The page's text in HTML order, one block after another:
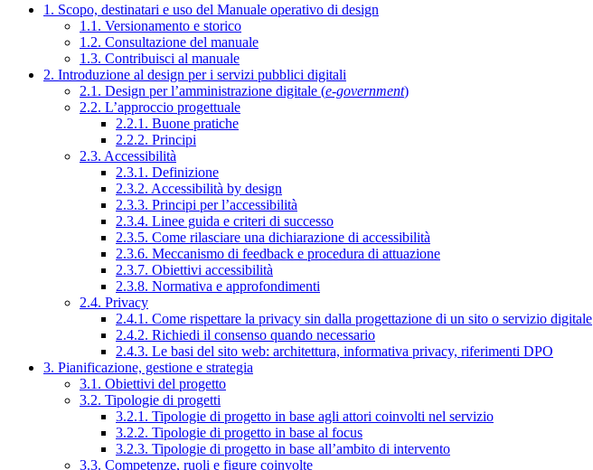
1. Scopo, destinatari e uso del Manuale operativo di design
1.1. Versionamento e storico
1.2. Consultazione del manuale
1.3. Contribuisci al manuale
2. Introduzione al design per i servizi pubblici digitali
2.1. Design per l’amministrazione digitale (e-government)
2.2. L’approccio progettuale
2.2.1. Buone pratiche
2.2.2. Principi
2.3. Accessibilità
2.3.1. Definizione
2.3.2. Accessibilità by design
2.3.3. Principi per l’accessibilità
2.3.4. Linee guida e criteri di successo
2.3.5. Come rilasciare una dichiarazione di accessibilità
2.3.6. Meccanismo di feedback e procedura di attuazione
2.3.7. Obiettivi accessibilità
2.3.8. Normativa e approfondimenti
2.4. Privacy
2.4.1. Come rispettare la privacy sin dalla progettazione di un sito o servizio digitale
2.4.2. Richiedi il consenso quando necessario
2.4.3. Le basi del sito web: architettura, informativa privacy, riferimenti DPO
3. Pianificazione, gestione e strategia
3.1. Obiettivi del progetto
3.2. Tipologie di progetti
3.2.1. Tipologie di progetto in base agli attori coinvolti nel servizio
3.2.2. Tipologie di progetto in base al focus
3.2.3. Tipologie di progetto in base all’ambito di intervento
3.3. Competenze, ruoli e figure coinvolte